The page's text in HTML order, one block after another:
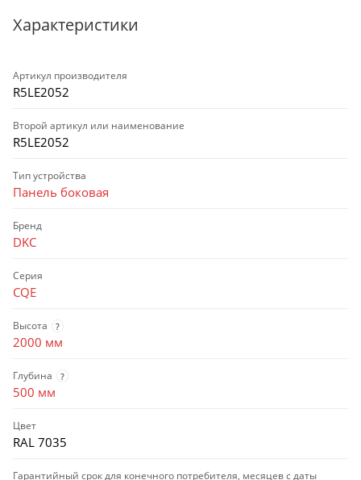
Характеристики
Артикул производителя
R5LE2052
Второй артикул или наименование
R5LE2052
Тип устройства
Панель боковая
Бренд
DKC
Серия
CQE
Высота ?
2000 мм
Глубина ?
500 мм
Цвет
RAL 7035
Гарантийный срок для конечного потребителя, месяцев с даты